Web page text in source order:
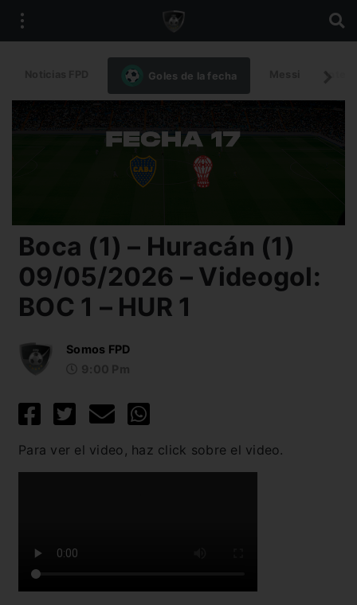
Goles de la fecha
Boca (1) – Huracán (1)
09/05/2026 – Videogol:
BOC 1 – HUR 1
Somos FPD
Para ver el video, haz click sobre el video.